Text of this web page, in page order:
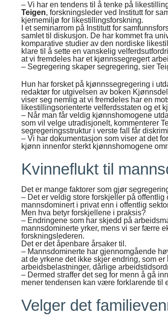
– Vi har en tendens til å tenke på
Teigen, forskningsleder ved Institutt for
kjernemiljø for likestillingsforskning.
I et seminarrom på Institutt for
samlet til diskusjon. De har kommet fra
komparative studier av den nordiske
klare til å sette en vanskelig
at vi fremdeles har et kjønnssegregert
– Segregering skaper segregering, sier
Hun har forsket på kjønnssegregering i
redaktør for utgivelsen av boken
viser seg nemlig at vi fremdeles har en
likestillingsorienterte velferdsstaten og et
– Når man får veldig kjønnshomogene
som vil velge utradisjonelt, kommenterer
segregeringsstruktur i verste fall får
– Vi har dokumentasjon som viser at det
kjønn innenfor sterkt kjønnshomogene
Kvinneflukt til
Det er mange faktorer som gjør
– Det er veldig store forskjeller på
mannsdominert i privat enn i offentlig
Men hva betyr forskjellene i praksis?
– Endringene som har skjedd på
mannsdominerte yrker, mens vi ser færre
forskningslederen.
Det er det åpenbare årsaker til.
– Mannsdominerte har gjennomgående
at de yrkene det ikke skjer endring, som
arbeidsbelastninger, dårlige
– Dermed straffer det seg for menn å gå
mener tendensen kan være forklarende til
Velger det